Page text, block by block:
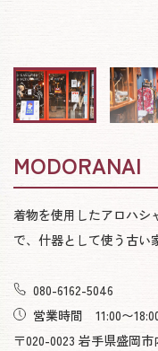
MODORANAI
着物を使用したアロハシ
で、什器として使う古い
080-6162-5046
営業時間 11:00〜
〒020-0023 岩手県盛岡市